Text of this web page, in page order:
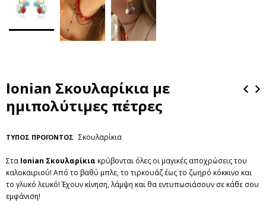
Ionian Σκουλαρίκια με
ημιπολύτιμες πέτρες
ΤΥΠΟΣ ΠΡΟΪΟΝΤΟΣ Σκουλαρίκια
Στα Ionian Σκουλαρίκια κρύβονται όλες οι μαγικές αποχρώσεις του
καλοκαιριού! Από το βαθύ μπλε, το τιρκουάζ έως το ζωηρό κόκκινο και
το γλυκό λευκό! Έχουν κίνηση, λάμψη και θα εντυπωσιάσουν σε κάθε σου
εμφάνιση!